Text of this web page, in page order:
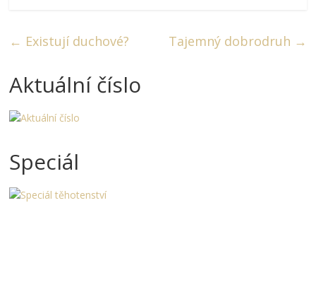
← Existují duchové? Tajemný dobrodruh →
Aktuální číslo
Speciál